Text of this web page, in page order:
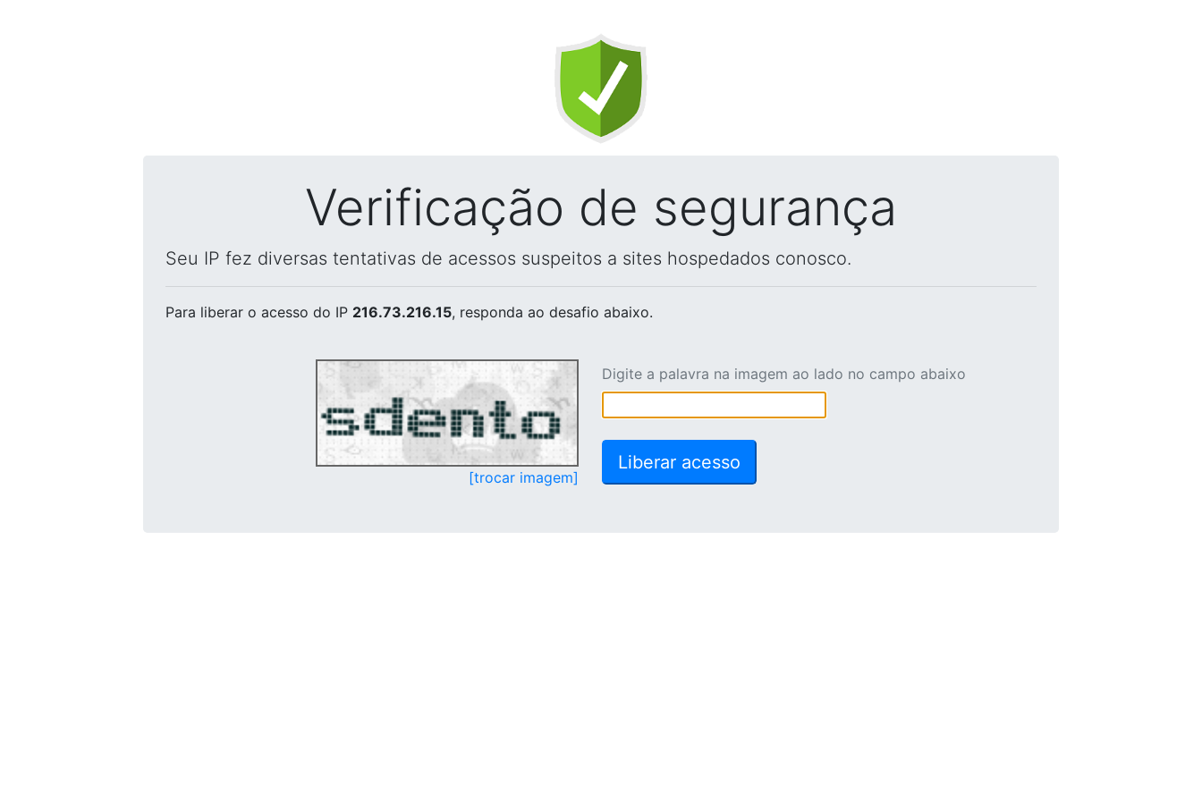
Verificação de segurança
Seu IP fez diversas tentativas de acessos suspeitos a sites hospedados conosco.
Para liberar o acesso do IP 216.73.216.15, responda ao desafio abaixo.
[trocar imagem]
Digite a palavra na imagem ao lado no campo abaixo